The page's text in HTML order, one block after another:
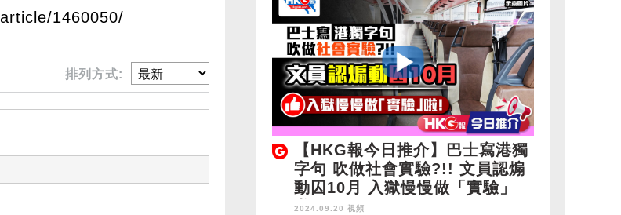
1460050/
排列方式:
【HKG報今日推介】巴士寫港獨
字句 吹做社會實驗?!! 文員認煽
動囚10月 入獄慢慢做「實驗」
啦！
2024.09.20 視頻